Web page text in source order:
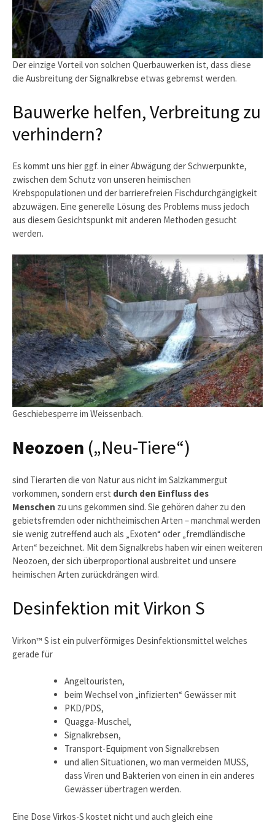
Der einzige Vorteil von solchen Querbauwerken ist, dass diese
die Ausbreitung der Signalkrebse etwas gebremst werden.
Bauwerke helfen, Verbreitung zu
verhindern?
Es kommt uns hier ggf. in einer Abwägung der Schwerpunkte,
zwischen dem Schutz von unseren heimischen
Krebspopulationen und der barrierefreien Fischdurchgängigkeit
abzuwägen. Eine generelle Lösung des Problems muss jedoch
aus diesem Gesichtspunkt mit anderen Methoden gesucht
werden.
Geschiebesperre im Weissenbach.
Neozoen („Neu-Tiere“)
sind Tierarten die von Natur aus nicht im Salzkammergut
vorkommen, sondern erst durch den Einfluss des
Menschen zu uns gekommen sind. Sie gehören daher zu den
gebietsfremden oder nichtheimischen Arten – manchmal werden
sie wenig zutreffend auch als „Exoten“ oder „fremdländische
Arten“ bezeichnet. Mit dem Signalkrebs haben wir einen weiteren
Neozoen, der sich überproportional ausbreitet und unsere
heimischen Arten zurückdrängen wird.
Desinfektion mit Virkon S
Virkon™ S ist ein pulverförmiges Desinfektionsmittel welches
gerade für
Angeltouristen,
beim Wechsel von „infizierten“ Gewässer mit
PKD/PDS,
Quagga-Muschel,
Signalkrebsen,
Transport-Equipment von Signalkrebsen
und allen Situationen, wo man vermeiden MUSS,
dass Viren und Bakterien von einen in ein anderes
Gewässer übertragen werden.
Eine Dose Virkos-S kostet nicht und auch gleich eine